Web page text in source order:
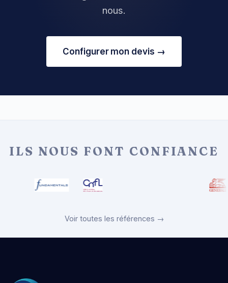
nous.
Configurer mon devis →
ILS NOUS FONT CONFIANCE
Voir toutes les références →